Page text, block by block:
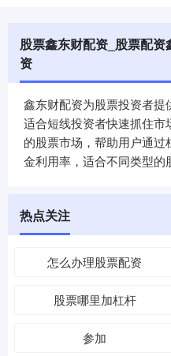
股票鑫东财配资_股票配
资
鑫东财配资为股票投资者
适合短线投资者快速抓住市
的股票市场，帮助用户通
金利用率，适合不同类型的
热点关注
怎么办理股票配资
股票哪里加杠杆
参加